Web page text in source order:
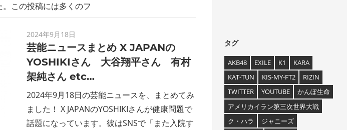
この投稿には多くのフ
2024年9月18日
芸能ニュースまとめ X JAPANの
YOSHIKIさん 大谷翔平さん 有村
架純さん etc…
2024年9月18日の芸能ニュースを、まとめてみ
ました！ X JAPANのYOSHIKIさんが健康問題で
話題になっています。彼はSNSで「また入院す
タグ
AKB48 EXILE K1
KARA
KAT-TUN
KIS-MY-FT2
RIZIN
TWITTER
YOUTUBE
かんぽ生命
アメリカイラン第三次世界大戦
ク・ハラ
ジャニーズ